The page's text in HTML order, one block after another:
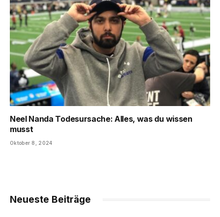
Neel Nanda Todesursache: Alles, was du wissen
musst
Oktober 8, 2024
Neueste Beiträge